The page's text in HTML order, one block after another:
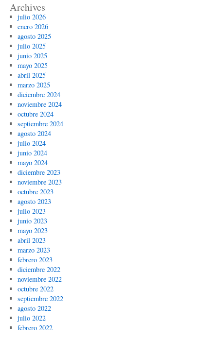
Archives
julio 2026
enero 2026
agosto 2025
julio 2025
junio 2025
mayo 2025
abril 2025
marzo 2025
diciembre 2024
noviembre 2024
octubre 2024
septiembre 2024
agosto 2024
julio 2024
junio 2024
mayo 2024
diciembre 2023
noviembre 2023
octubre 2023
agosto 2023
julio 2023
junio 2023
mayo 2023
abril 2023
marzo 2023
febrero 2023
diciembre 2022
noviembre 2022
octubre 2022
septiembre 2022
agosto 2022
julio 2022
febrero 2022